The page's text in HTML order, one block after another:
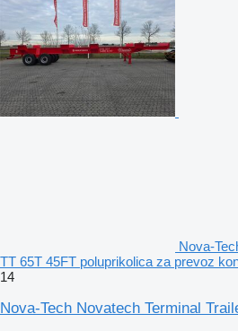
Nova-
TT 65T 45FT poluprikolica za prevoz
14
Nova-Tech Novatech Terminal